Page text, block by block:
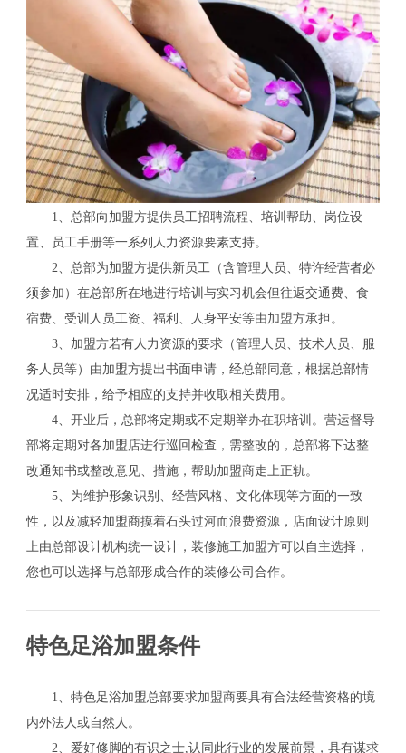
1、总部向加盟方提供员工招聘流程、培训帮助、岗位设
置、员工手册等一系列人力资源要素支持。
2、总部为加盟方提供新员工（含管理人员、特许经营者必
须参加）在总部所在地进行培训与实习机会但往返交通费、食
宿费、受训人员工资、福利、人身平安等由加盟方承担。
3、加盟方若有人力资源的要求（管理人员、技术人员、服
务人员等）由加盟方提出书面申请，经总部同意，根据总部情
况适时安排，给予相应的支持并收取相关费用。
4、开业后，总部将定期或不定期举办在职培训。营运督导
部将定期对各加盟店进行巡回检查，需整改的，总部将下达整
改通知书或整改意见、措施，帮助加盟商走上正轨。
5、为维护形象识别、经营风格、文化体现等方面的一致
性，以及减轻加盟商摸着石头过河而浪费资源，店面设计原则
上由总部设计机构统一设计，装修施工加盟方可以自主选择，
您也可以选择与总部形成合作的装修公司合作。
特色足浴加盟条件
1、特色足浴加盟总部要求加盟商要具有合法经营资格的境
内外法人或自然人。
2、爱好修脚的有识之士,认同此行业的发展前景，具有谋求